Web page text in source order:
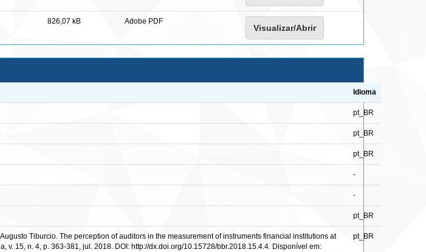
826,07 kB Adobe PDF
Visualizar/Abrir
Idioma
pt_BR
pt_BR
pt_BR
-
-
pt_BR
Tiburcio. The perception of auditors in the measurement of instruments financial institutions at
15, n. 4, p. 363-381, jul. 2018. DOI: http://dx.doi.org/10.15728/bbr.2018.15.4.4. Disponível em:
pt_BR